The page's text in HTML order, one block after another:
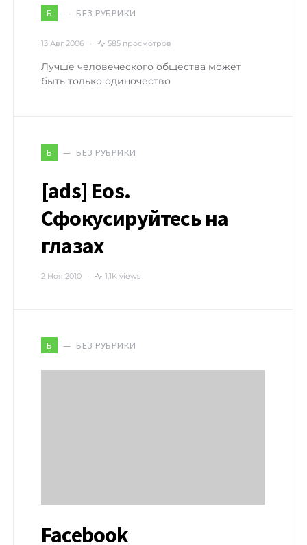
Б БЕЗ РУБРИКИ
13 Авг 2006 585 просмотров
Лучше человеческого общества может
быть только одиночество
Б БЕЗ РУБРИКИ
[ads] Eos.
Сфокусируйтесь на
глазах
2 Ноя 2010 1,1K views
Б БЕЗ РУБРИКИ
Facebook